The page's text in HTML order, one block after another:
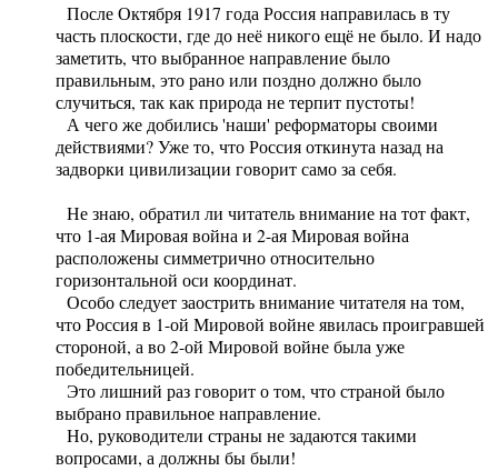
После Октября 1917 года Россия направилась в ту
часть плоскости, где до неё никого ещё не было. И надо
заметить, что выбранное направление было
правильным, это рано или поздно должно было
случиться, так как природа не терпит пустоты!
А чего же добились 'наши' реформаторы своими
действиями? Уже то, что Россия откинута назад на
задворки цивилизации говорит само за себя.
Не знаю, обратил ли читатель внимание на тот факт,
что 1-ая Мировая война и 2-ая Мировая война
расположены симметрично относительно
горизонтальной оси координат.
Особо следует заострить внимание читателя на том,
что Россия в 1-ой Мировой войне явилась проигравшей
стороной, а во 2-ой Мировой войне была уже
победительницей.
Это лишний раз говорит о том, что страной было
выбрано правильное направление.
Но, руководители страны не задаются такими
вопросами, а должны бы были!